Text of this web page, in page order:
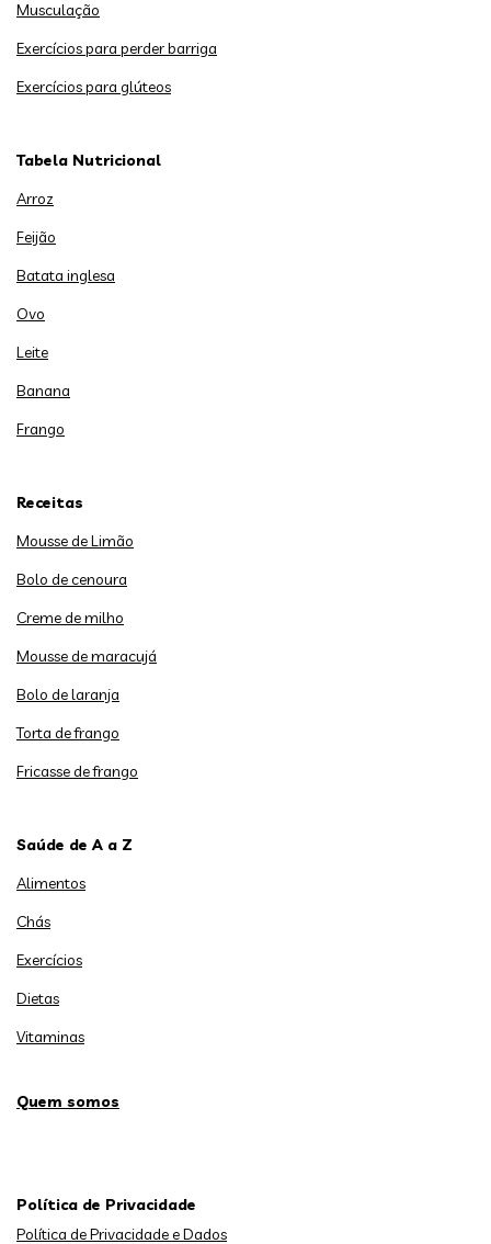
Musculação
Exercícios para perder barriga
Exercícios para glúteos
Tabela Nutricional
Arroz
Feijão
Batata inglesa
Ovo
Leite
Banana
Frango
Receitas
Mousse de Limão
Bolo de cenoura
Creme de milho
Mousse de maracujá
Bolo de laranja
Torta de frango
Fricasse de frango
Saúde de A a Z
Alimentos
Chás
Exercícios
Dietas
Vitaminas
Quem somos
Política de Privacidade
Política de Privacidade e Dados